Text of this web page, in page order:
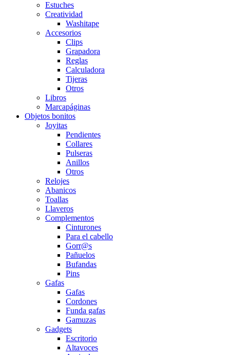
Estuches
Creatividad
Washitape
Accesorios
Clips
Grapadora
Reglas
Calculadora
Tijeras
Otros
Libros
Marcapáginas
Objetos bonitos
Joyitas
Pendientes
Collares
Pulseras
Anillos
Otros
Relojes
Abanicos
Toallas
Llaveros
Complementos
Cinturones
Para el cabello
Gorr@s
Pañuelos
Bufandas
Pins
Gafas
Gafas
Cordones
Funda gafas
Gamuzas
Gadgets
Escritorio
Altavoces